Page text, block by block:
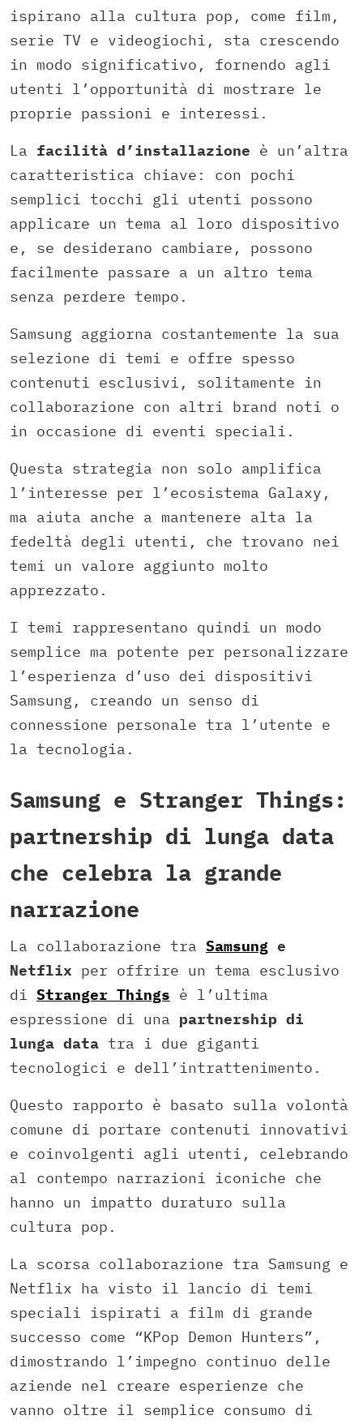
ispirano alla cultura pop, come film,
serie TV e videogiochi, sta crescendo
in modo significativo, fornendo agli
utenti l’opportunità di mostrare le
proprie passioni e interessi.
La facilità d’installazione è un’altra
caratteristica chiave: con pochi
semplici tocchi gli utenti possono
applicare un tema al loro dispositivo
e, se desiderano cambiare, possono
facilmente passare a un altro tema
senza perdere tempo.
Samsung aggiorna costantemente la sua
selezione di temi e offre spesso
contenuti esclusivi, solitamente in
collaborazione con altri brand noti o
in occasione di eventi speciali.
Questa strategia non solo amplifica
l’interesse per l’ecosistema Galaxy,
ma aiuta anche a mantenere alta la
fedeltà degli utenti, che trovano nei
temi un valore aggiunto molto
apprezzato.
I temi rappresentano quindi un modo
semplice ma potente per personalizzare
l’esperienza d’uso dei dispositivi
Samsung, creando un senso di
connessione personale tra l’utente e
la tecnologia.
Samsung e Stranger Things:
partnership di lunga data
che celebra la grande
narrazione
La collaborazione tra Samsung e
Netflix per offrire un tema esclusivo
di Stranger Things è l’ultima
espressione di una partnership di
lunga data tra i due giganti
tecnologici e dell’intrattenimento.
Questo rapporto è basato sulla volontà
comune di portare contenuti innovativi
e coinvolgenti agli utenti, celebrando
al contempo narrazioni iconiche che
hanno un impatto duraturo sulla
cultura pop.
La scorsa collaborazione tra Samsung e
Netflix ha visto il lancio di temi
speciali ispirati a film di grande
successo come “KPop Demon Hunters”,
dimostrando l’impegno continuo delle
aziende nel creare esperienze che
vanno oltre il semplice consumo di